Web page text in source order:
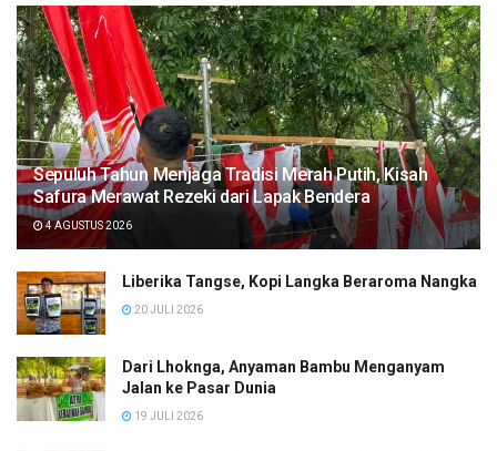
Sepuluh Tahun Menjaga Tradisi Merah Putih, Kisah
Safura Merawat Rezeki dari Lapak Bendera
4 AGUSTUS 2026
Liberika Tangse, Kopi Langka Beraroma Nangka
20 JULI 2026
Dari Lhoknga, Anyaman Bambu Menganyam
Jalan ke Pasar Dunia
19 JULI 2026